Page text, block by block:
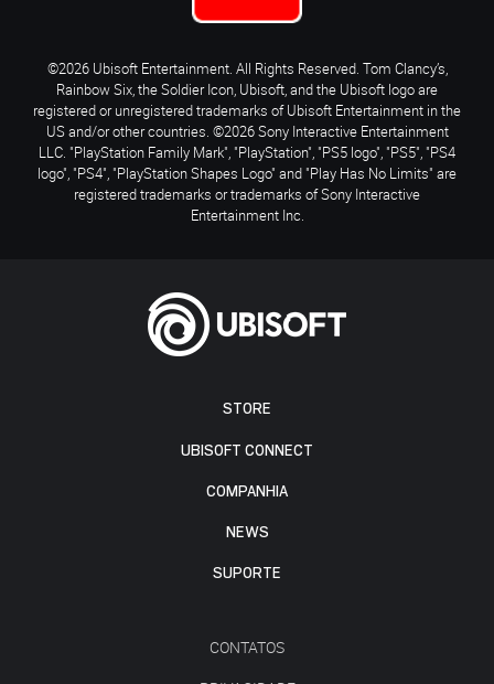
STORE
UBISOFT CONNECT
COMPANHIA
NEWS
SUPORTE
CONTATOS
©2026 Ubisoft Entertainment. All Rights Reserved. Tom Clancy’s,
Rainbow Six, the Soldier Icon, Ubisoft, and the Ubisoft logo are
registered or unregistered trademarks of Ubisoft Entertainment in the
US and/or other countries. ©2026 Sony Interactive Entertainment
LLC. "PlayStation Family Mark", "PlayStation", "PS5 logo", "PS5", "PS4
logo", "PS4", "PlayStation Shapes Logo" and "Play Has No Limits" are
registered trademarks or trademarks of Sony Interactive
Entertainment Inc.